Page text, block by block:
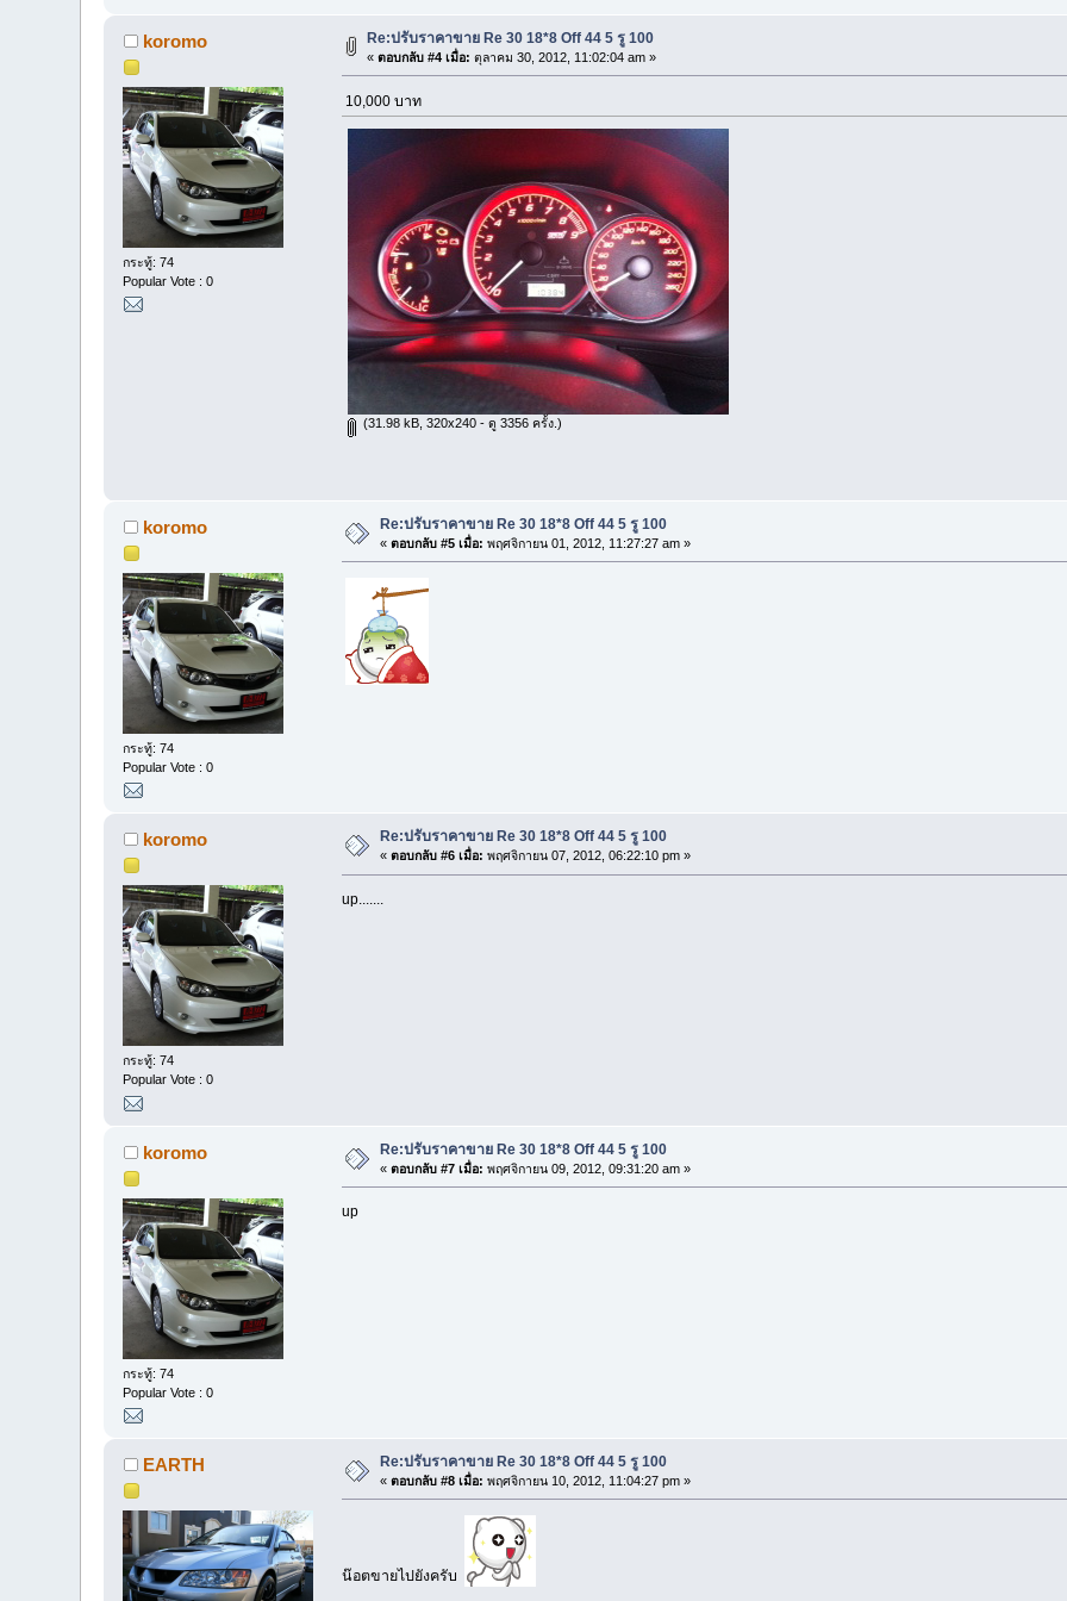
koromo
กระทู้: 74
Popular Vote : 0
Re:ปรับราคาขาย Re 30 18*8 Off 44 5 รู 100
«ตอบกลับ #4 เมื่อ: ตุลาคม 30, 2012, 11:02:04 am »
10,000 บาท
(31.98 kB, 320x240 - ดู 3356 ครั้ง.)
koromo
กระทู้: 74
Popular Vote : 0
Re:ปรับราคาขาย Re 30 18*8 Off 44 5 รู 100
«ตอบกลับ #5 เมื่อ: พฤศจิกายน 01, 2012, 11:27:27 am »
koromo
กระทู้: 74
Popular Vote : 0
Re:ปรับราคาขาย Re 30 18*8 Off 44 5 รู 100
«ตอบกลับ #6 เมื่อ: พฤศจิกายน 07, 2012, 06:22:10 pm »
up.......
koromo
กระทู้: 74
Popular Vote : 0
Re:ปรับราคาขาย Re 30 18*8 Off 44 5 รู 100
«ตอบกลับ #7 เมื่อ: พฤศจิกายน 09, 2012, 09:31:20 am »
up
EARTH Re:ปรับราคาขาย Re 30 18*8 Off 44 5 รู 100
«ตอบกลับ #8 เมื่อ: พฤศจิกายน 10, 2012, 11:04:27 pm »
น๊อตขายไปยังครับ